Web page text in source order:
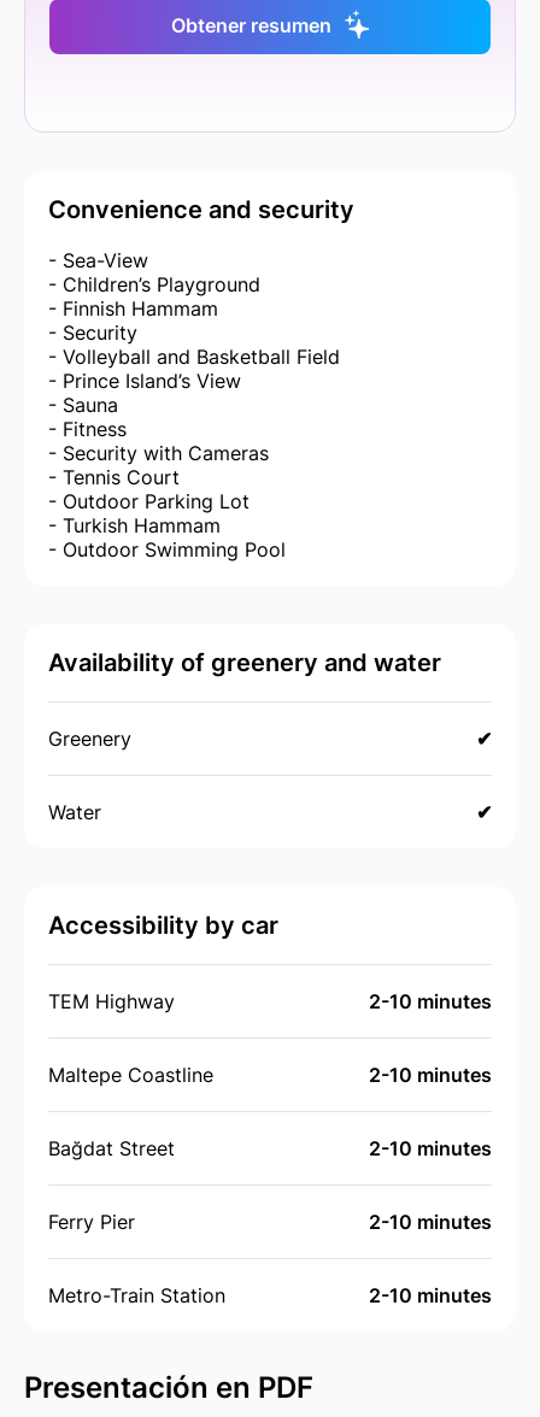
Obtener resumen
Convenience and security
- Sea-View
- Children’s Playground
- Finnish Hammam
- Security
- Volleyball and Basketball Field
- Prince Island’s View
- Sauna
- Fitness
- Security with Cameras
- Tennis Court
- Outdoor Parking Lot
- Turkish Hammam
- Outdoor Swimming Pool
Availability of greenery and water
Greenery ✔
Water ✔
Accessibility by car
TEM Highway 2-10 minutes
Maltepe Coastline 2-10 minutes
Bağdat Street 2-10 minutes
Ferry Pier 2-10 minutes
Metro-Train Station 2-10 minutes
Presentación en PDF